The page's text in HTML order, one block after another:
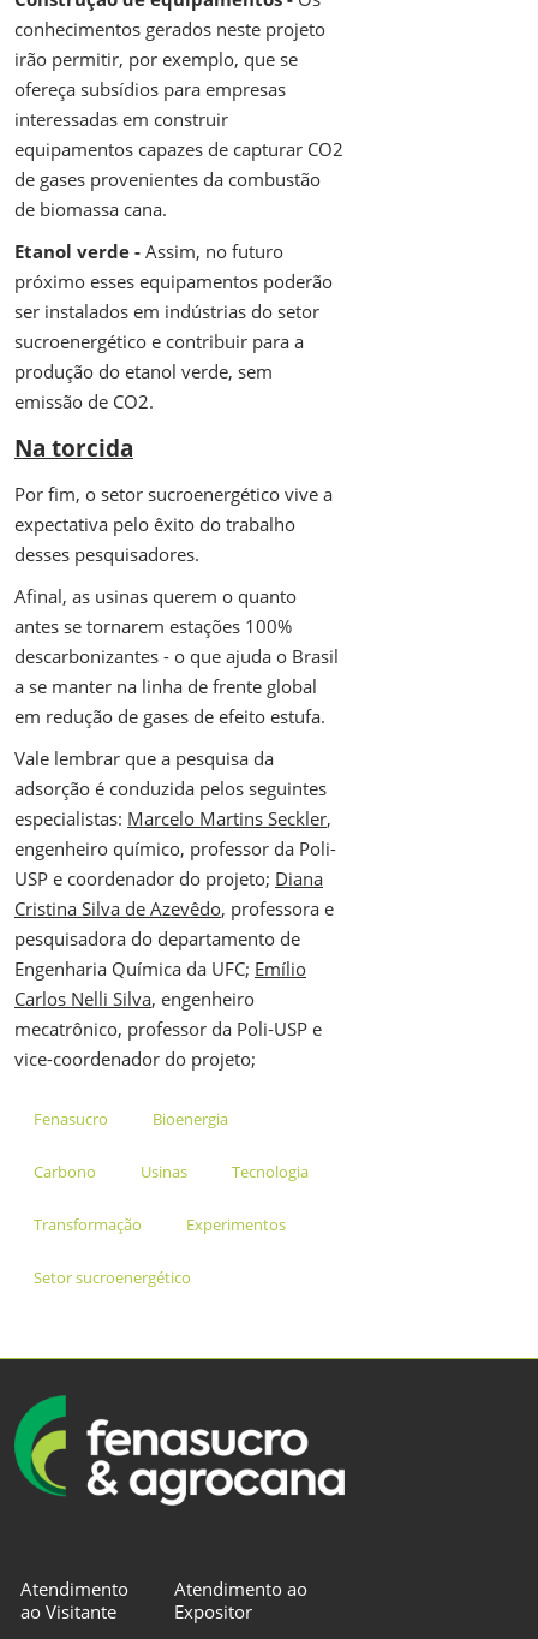
conhecimentos gerados neste projeto
irão permitir, por exemplo, que se
ofereça subsídios para empresas
interessadas em construir
equipamentos capazes de capturar CO2
de gases provenientes da combustão
de biomassa cana.
Etanol verde - Assim, no futuro
próximo esses equipamentos poderão
ser instalados em indústrias do setor
sucroenergético e contribuir para a
produção do etanol verde, sem
emissão de CO2.
Na torcida
Por fim, o setor sucroenergético vive a
expectativa pelo êxito do trabalho
desses pesquisadores.
Afinal, as usinas querem o quanto
antes se tornarem estações 100%
descarbonizantes - o que ajuda o Brasil
a se manter na linha de frente global
em redução de gases de efeito estufa.
Vale lembrar que a pesquisa da
adsorção é conduzida pelos seguintes
especialistas: Marcelo Martins Seckler,
engenheiro químico, professor da Poli-
USP e coordenador do projeto; Diana
Cristina Silva de Azevêdo, professora e
pesquisadora do departamento de
Engenharia Química da UFC; Emílio
Carlos Nelli Silva, engenheiro
mecatrônico, professor da Poli-USP e
vice-coordenador do projeto;
Fenasucro Bioenergia
Carbono Usinas Tecnologia
Transformação Experimentos
Setor sucroenergético
Atendimento
ao Visitante
Atendimento ao
Expositor